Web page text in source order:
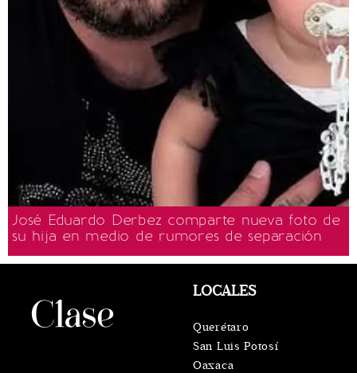
José Eduardo Derbez comparte nueva foto de
su hija en medio de rumores de separación
LOCALES
Querétaro
San Luis Potosí
Oaxaca